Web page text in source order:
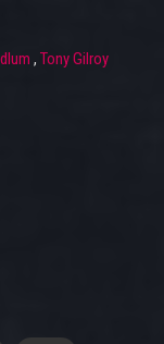
, Tony Gilroy